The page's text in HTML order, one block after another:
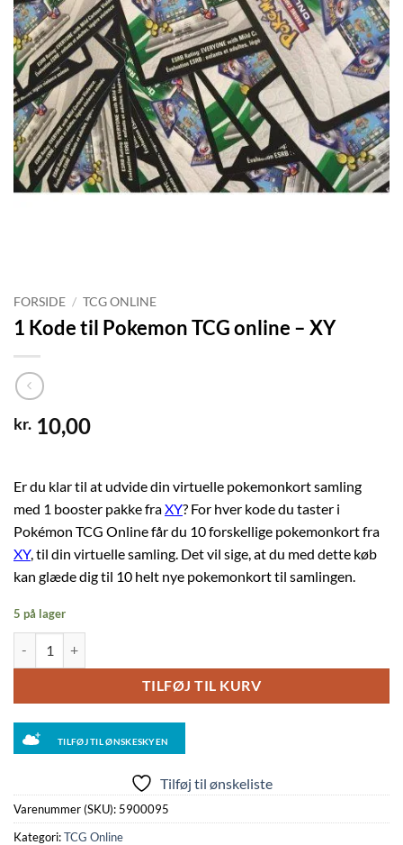
FORSIDE / TCG ONLINE
1 Kode til Pokemon TCG online – XY
kr. 10,00
Er du klar til at udvide din virtuelle pokemonkort samling
med 1 booster pakke fraXY? For hver kode du taster i
Pokémon TCG Online får du 10 forskellige pokemonkort fra
XY, til din virtuelle samling. Det vil sige, at du med dette køb
kan glæde dig til 10 helt nye pokemonkort til samlingen.
5 på lager
TILFØJ TIL KURV
TILFØJ TIL ØNSKESKYEN
Tilføj til ønskeliste
Varenummer (SKU): 5900095
Kategori:TCG Online